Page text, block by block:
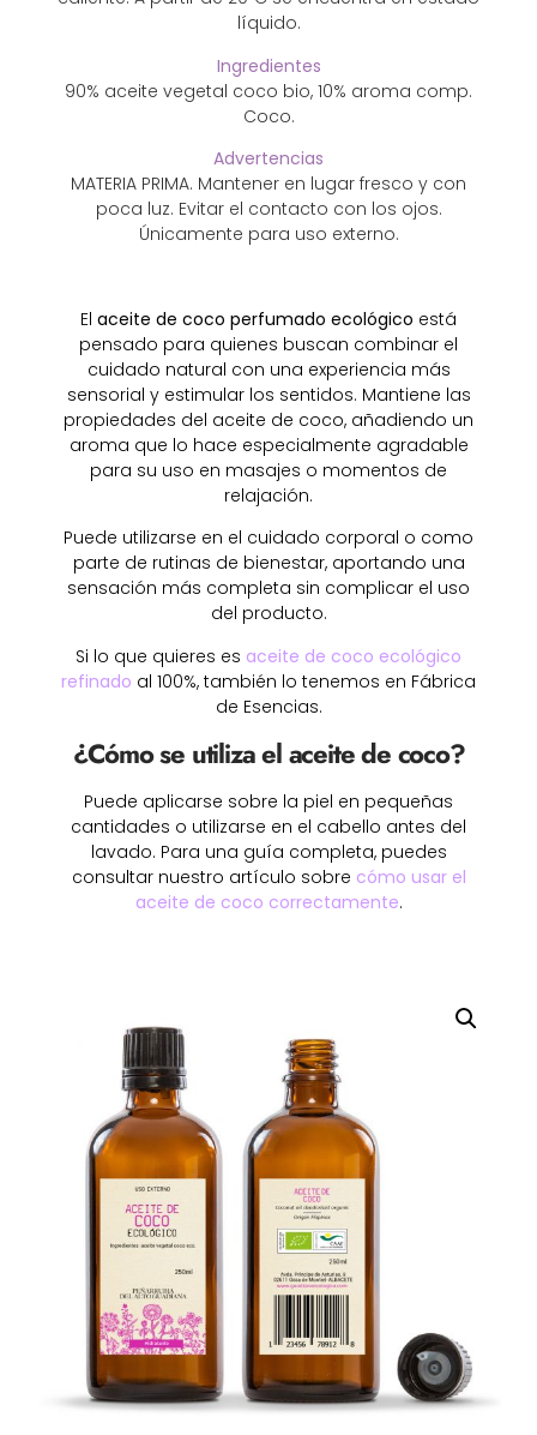
líquido.
Ingredientes
90% aceite vegetal coco bio, 10% aroma comp.
Coco.
Advertencias
MATERIA PRIMA. Mantener en lugar fresco y con
poca luz. Evitar el contacto con los ojos.
Únicamente para uso externo.
El aceite de coco perfumado ecológico está
pensado para quienes buscan combinar el
cuidado natural con una experiencia más
sensorial y estimular los sentidos. Mantiene las
propiedades del aceite de coco, añadiendo un
aroma que lo hace especialmente agradable
para su uso en masajes o momentos de
relajación.
Puede utilizarse en el cuidado corporal o como
parte de rutinas de bienestar, aportando una
sensación más completa sin complicar el uso
del producto.
Si lo que quieres es aceite de coco ecológico
refinado al 100%, también lo tenemos en Fábrica
de Esencias.
¿Cómo se utiliza el aceite de coco?
Puede aplicarse sobre la piel en pequeñas
cantidades o utilizarse en el cabello antes del
lavado. Para una guía completa, puedes
consultar nuestro artículo sobre cómo usar el
aceite de coco correctamente.